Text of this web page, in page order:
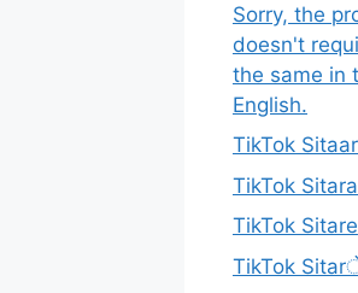
Sorry, the
doesn't
the same in
English.
TikTok
TikTok
TikTok Sitare
TikTok